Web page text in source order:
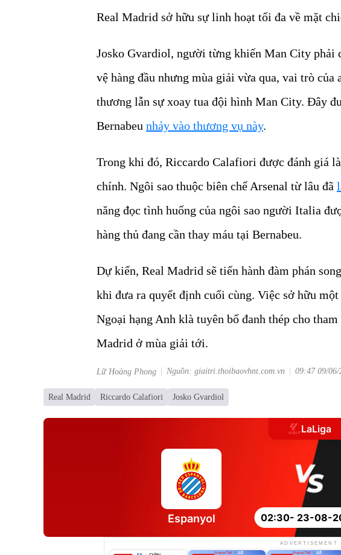
Real Madrid sở hữu sự linh hoạt tối đa về mặt
Josko Gvardiol, người từng khiến Man City
vệ hàng đầu nhưng mùa giải vừa qua, vai trò của
thương lẫn sự xoay tua đội hình Man City. Đây
Bernabeu nhảy vào thương vụ này.
Trong khi đó, Riccardo Calafiori được đánh giá
chính. Ngôi sao thuộc biên chế Arsenal từ lâu đã
năng đọc tình huống của ngôi sao người Italia
hàng thủ đang cần thay máu tại Bernabeu.
Dự kiến, Real Madrid sẽ tiến hành đàm phán
khi đưa ra quyết định cuối cùng. Việc sở hữu
Ngoại hạng Anh klà tuyên bố đanh thép cho
Madrid ở mùa giải tới.
Lữ Hoàng Phong Nguồn: giaitri.thoibaovhnt.com.vn 09:47 09/06/
Real Madrid Riccardo Calafiori Josko Gvardiol
LaLiga
02:30- 23-08-
Espanyol
ADVERTISEMENT